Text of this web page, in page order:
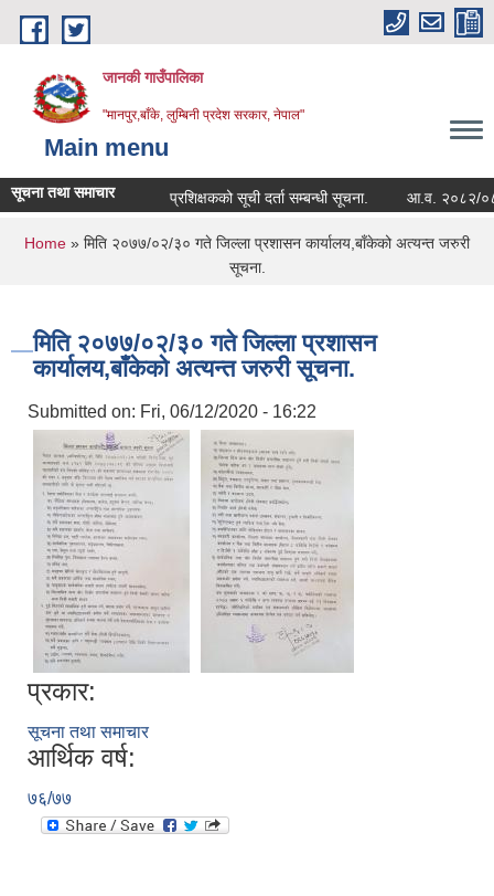
Skip to main content
जानकी गाउँपालिका
"मानपुर,बाँके, लुम्बिनी प्रदेश सरकार, नेपाल"
Main menu
सूचना तथा समाचार प्रशिक्षकको सूची दर्ता सम्बन्धी सूचना. आ.व. २०८२/०८३ को
You are here
Home » मिति २०७७/०२/३० गते जिल्ला प्रशासन कार्यालय,बाँकेको अत्यन्त जरुरी
सूचना.
मिति २०७७/०२/३० गते जिल्ला प्रशासन
कार्यालय,बाँकेको अत्यन्त जरुरी सूचना.
Submitted on: Fri, 06/12/2020 - 16:22
प्रकार:
सूचना तथा समाचार
आर्थिक वर्ष:
७६/७७